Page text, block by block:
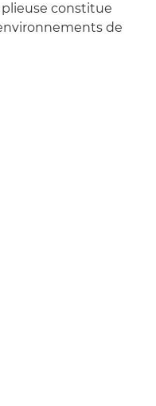
constitue
de